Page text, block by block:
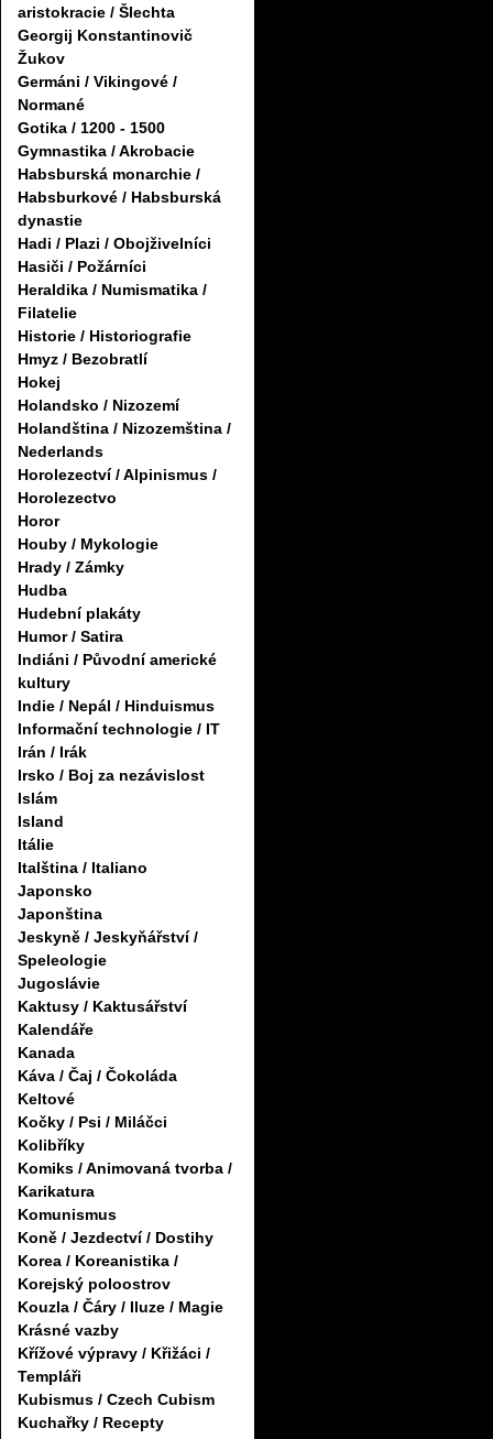
aristokracie / Šlechta
Georgij Konstantinovič
Žukov
Germáni / Vikingové /
Normané
Gotika / 1200 - 1500
Gymnastika / Akrobacie
Habsburská monarchie /
Habsburkové / Habsburská
dynastie
Hadi / Plazi / Obojživelníci
Hasiči / Požárníci
Heraldika / Numismatika /
Filatelie
Historie / Historiografie
Hmyz / Bezobratlí
Hokej
Holandsko / Nizozemí
Holandština / Nizozemština /
Nederlands
Horolezectví / Alpinismus /
Horolezectvo
Horor
Houby / Mykologie
Hrady / Zámky
Hudba
Hudební plakáty
Humor / Satira
Indiáni / Původní americké
kultury
Indie / Nepál / Hinduismus
Informační technologie / IT
Irán / Irák
Irsko / Boj za nezávislost
Islám
Island
Itálie
Italština / Italiano
Japonsko
Japonština
Jeskyně / Jeskyňářství /
Speleologie
Jugoslávie
Kaktusy / Kaktusářství
Kalendáře
Kanada
Káva / Čaj / Čokoláda
Keltové
Kočky / Psi / Miláčci
Kolibříky
Komiks / Animovaná tvorba /
Karikatura
Komunismus
Koně / Jezdectví / Dostihy
Korea / Koreanistika /
Korejský poloostrov
Kouzla / Čáry / Iluze / Magie
Krásné vazby
Křížové výpravy / Křižáci /
Templáři
Kubismus / Czech Cubism
Kuchařky / Recepty